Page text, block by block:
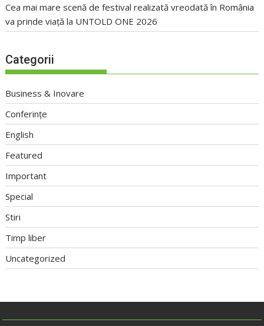
Cea mai mare scenă de festival realizată vreodată în România
va prinde viață la UNTOLD ONE 2026
Categorii
Business & Inovare
Conferințe
English
Featured
Important
Special
Stiri
Timp liber
Uncategorized